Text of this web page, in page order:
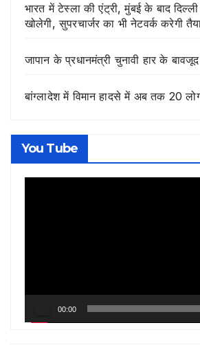
भारत में टेस्ला की एंट्री, मुंबई के बाद
खोलेगी, सुपरचार्जर का भी नेटवर्क करेगी
जापान के प्रधानमंत्री चुनावी हार के
बांग्लादेश में विमान हादसे में अब तक 20
You Tube
00:00